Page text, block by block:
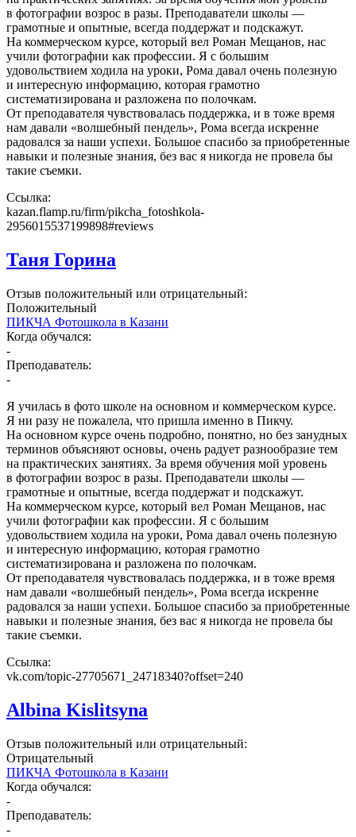
в фотографии возрос в разы. Преподаватели школы —
грамотные и опытные, всегда поддержат и подскажут.
На коммерческом курсе, который вел Роман Мещанов, нас
учили фотографии как профессии. Я с большим
удовольствием ходила на уроки, Рома давал очень полезную
и интересную информацию, которая грамотно
систематизирована и разложена по полочкам.
От преподавателя чувствовалась поддержка, и в тоже время
нам давали «волшебный пендель», Рома всегда искренне
радовался за наши успехи. Большое спасибо за приобретенные
навыки и полезные знания, без вас я никогда не провела бы
такие съемки.
Ссылка:
kazan.flamp.ru/firm/pikcha_fotoshkola-
2956015537199898#reviews
Таня Горина
Отзыв положительный или отрицательный:
Положительный
ПИКЧА Фотошкола в Казани
Когда обучался:
-
Преподаватель:
-
Я училась в фото школе на основном и коммерческом курсе.
Я ни разу не пожалела, что пришла именно в Пикчу.
На основном курсе очень подробно, понятно, но без занудных
терминов объясняют основы, очень радует разнообразие тем
на практических занятиях. За время обучения мой уровень
в фотографии возрос в разы. Преподаватели школы —
грамотные и опытные, всегда поддержат и подскажут.
На коммерческом курсе, который вел Роман Мещанов, нас
учили фотографии как профессии. Я с большим
удовольствием ходила на уроки, Рома давал очень полезную
и интересную информацию, которая грамотно
систематизирована и разложена по полочкам.
От преподавателя чувствовалась поддержка, и в тоже время
нам давали «волшебный пендель», Рома всегда искренне
радовался за наши успехи. Большое спасибо за приобретенные
навыки и полезные знания, без вас я никогда не провела бы
такие съемки.
Ссылка:
vk.com/topic-27705671_24718340?offset=240
Albina Kislitsyna
Отзыв положительный или отрицательный:
Отрицательный
ПИКЧА Фотошкола в Казани
Когда обучался:
-
Преподаватель:
-